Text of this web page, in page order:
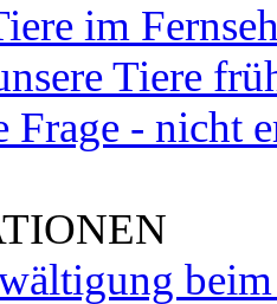
im
Tiere
Frage - nicht